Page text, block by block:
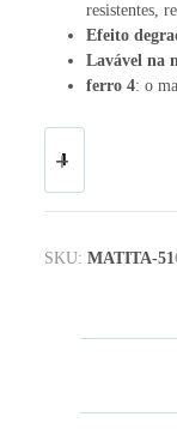
resistentes,
Efeito
Lavável na
ferro 4: o
SKU: MATITA-51